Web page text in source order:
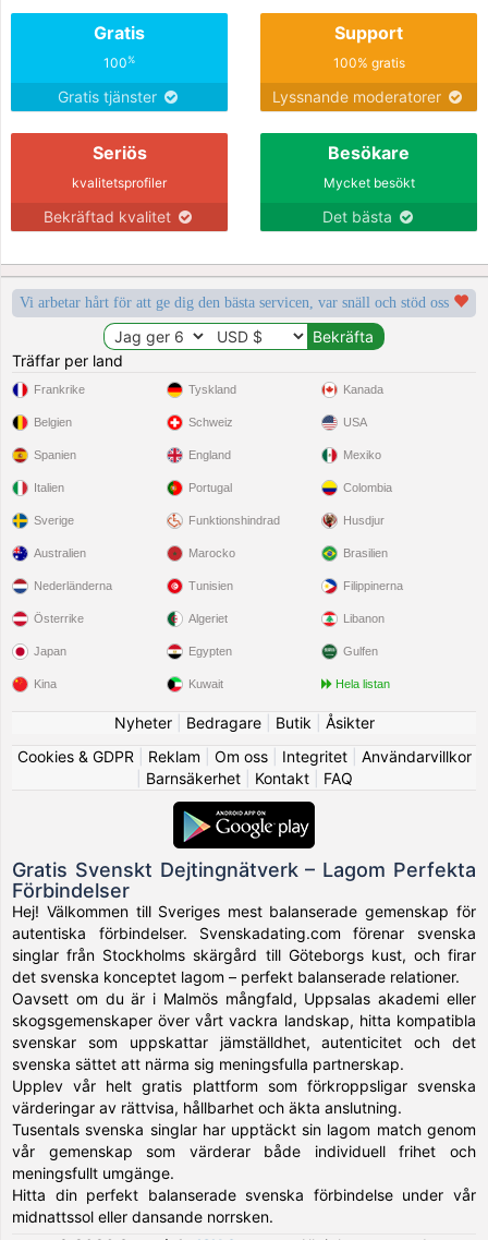
Gratis
100%
Gratis tjänster
Support
100% gratis
Lyssnande moderatorer
Seriös
kvalitetsprofiler
Bekräftad kvalitet
Besökare
Mycket besökt
Det bästa
Vi arbetar hårt för att ge dig den bästa servicen, var snäll och stöd oss
Träffar per land
Frankrike
Belgien
Spanien
Italien
Sverige
Tyskland
Schweiz
England
Portugal
Funktionshindrad
Kanada
USA
Mexiko
Colombia
Husdjur
Australien
Nederländerna
Österrike
Japan
Kina
Marocko
Tunisien
Algeriet
Egypten
Kuwait
Brasilien
Filippinerna
Libanon
Gulfen
Hela listan
Nyheter| Bedragare| Butik
Åsikter
Cookies & GDPR
Reklam Om oss| Integritet| Användarvillkor
Barnsäkerhet| Kontakt| FAQ
Gratis Svenskt Dejtingnätverk – Lagom Perfekta
Förbindelser
Hej! Välkommen till Sveriges mest balanserade gemenskap för
autentiska förbindelser. Svenskadating.com förenar svenska
singlar från Stockholms skärgård till Göteborgs kust, och firar
det svenska konceptet lagom – perfekt balanserade relationer.
Oavsett om du är i Malmös mångfald, Uppsalas akademi eller
skogsgemenskaper över vårt vackra landskap, hitta kompatibla
svenskar som uppskattar jämställdhet, autenticitet och det
svenska sättet att närma sig meningsfulla partnerskap.
Upplev vår helt gratis plattform som förkroppsligar svenska
värderingar av rättvisa, hållbarhet och äkta anslutning.
Tusentals svenska singlar har upptäckt sin lagom match genom
vår gemenskap som värderar både individuell frihet och
meningsfullt umgänge.
Hitta din perfekt balanserade svenska förbindelse under vår
midnattssol eller dansande norrsken.